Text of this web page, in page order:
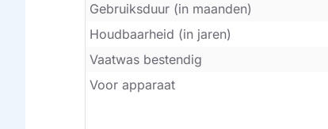
Gebruiksduur (in maanden)
Houdbaarheid (in jaren)
Vaatwas bestendig
Voor apparaat